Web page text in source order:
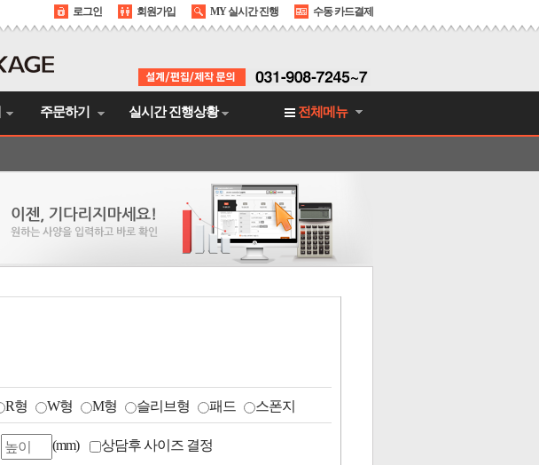
로그인 회원가입 MY 실시간 진행 수동 카드결제
전체메뉴
주문하기 실시간 진행상황
R형 W형 M형 슬리브형 패드 스폰지
(mm) 상담후 사이즈 결정